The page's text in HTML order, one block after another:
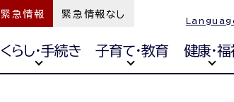
緊急情報 緊急情報なし
くらし・手続き 子育て・教育 健康・